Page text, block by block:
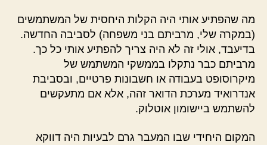
מה שהפתיע אותי היה הקלות היחסית של המשתמשים
(במקרה שלי, מרביתם בני משפחה) לסביבה החדשה.
בדיעבד, אולי זה לא היה צריך להפתיע אותי כל כך.
מרביתם כבר נתקלו בממשקי המשתמש של
מיקרוסופט בעבודה או חשבונות פרטיים, ובסביבת
אנדרואיד מערכת הדואר זהה, אלא אם מתעקשים
להשתמש ביישומון אוטלוק.
המקום היחידי שבו המעבר גרם לבעיות היה דווקא